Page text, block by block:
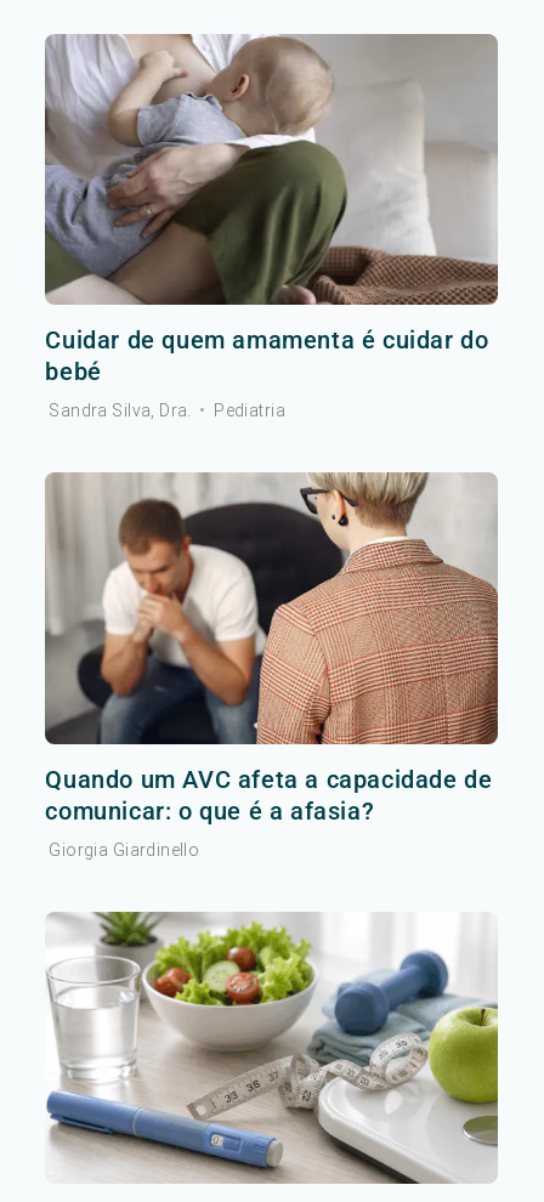
Cuidar de quem amamenta é cuidar do
bebé
Sandra Silva, Dra. • Pediatria
Quando um AVC afeta a capacidade de
comunicar: o que é a afasia?
Giorgia Giardinello